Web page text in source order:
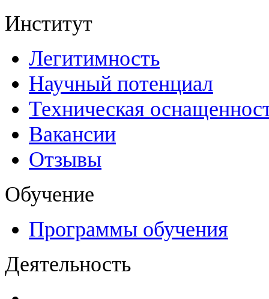
Институт
Легитимность
Научный потенциал
Техническая
Вакансии
Отзывы
Обучение
Программы обучения
Деятельность